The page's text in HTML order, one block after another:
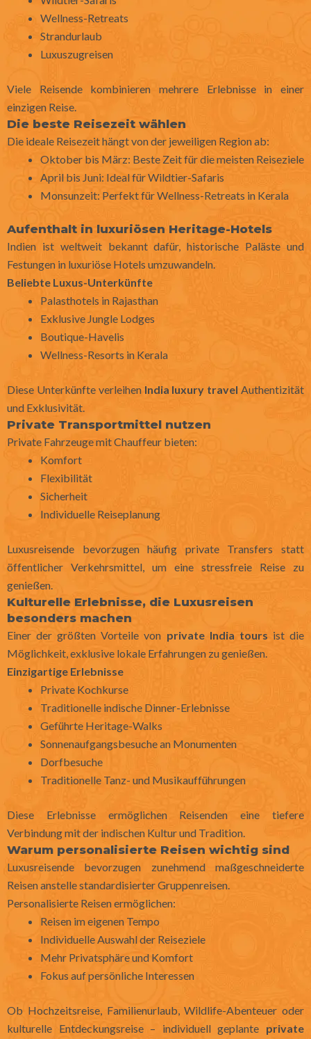
Wellness-Retreats
Strandurlaub
Luxuszugreisen
Viele Reisende kombinieren mehrere Erlebnisse in einer
einzigen Reise.
Die beste Reisezeit wählen
Die ideale Reisezeit hängt von der jeweiligen Region ab:
Oktober bis März: Beste Zeit für die meisten Reiseziele
April bis Juni: Ideal für Wildtier-Safaris
Monsunzeit: Perfekt für Wellness-Retreats in Kerala
Aufenthalt in luxuriösen Heritage-Hotels
Indien ist weltweit bekannt dafür, historische Paläste und
Festungen in luxuriöse Hotels umzuwandeln.
Beliebte Luxus-Unterkünfte
Palasthotels in Rajasthan
Exklusive Jungle Lodges
Boutique-Havelis
Wellness-Resorts in Kerala
Diese Unterkünfte verleihen India luxury travel Authentizität
und Exklusivität.
Private Transportmittel nutzen
Private Fahrzeuge mit Chauffeur bieten:
Komfort
Flexibilität
Sicherheit
Individuelle Reiseplanung
Luxusreisende bevorzugen häufig private Transfers statt
öffentlicher Verkehrsmittel, um eine stressfreie Reise zu
genießen.
Kulturelle Erlebnisse, die Luxusreisen
besonders machen
Einer der größten Vorteile von private India tours ist die
Möglichkeit, exklusive lokale Erfahrungen zu genießen.
Einzigartige Erlebnisse
Private Kochkurse
Traditionelle indische Dinner-Erlebnisse
Geführte Heritage-Walks
Sonnenaufgangsbesuche an Monumenten
Dorfbesuche
Traditionelle Tanz- und Musikaufführungen
Diese Erlebnisse ermöglichen Reisenden eine tiefere
Verbindung mit der indischen Kultur und Tradition.
Warum personalisierte Reisen wichtig sind
Luxusreisende bevorzugen zunehmend maßgeschneiderte
Reisen anstelle standardisierter Gruppenreisen.
Personalisierte Reisen ermöglichen:
Reisen im eigenen Tempo
Individuelle Auswahl der Reiseziele
Mehr Privatsphäre und Komfort
Fokus auf persönliche Interessen
Ob Hochzeitsreise, Familienurlaub, Wildlife-Abenteuer oder
kulturelle Entdeckungsreise – individuell geplante private